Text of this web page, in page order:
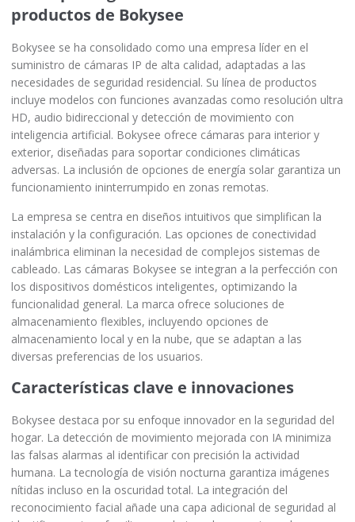
productos de Bokysee
Bokysee se ha consolidado como una empresa líder en el
suministro de cámaras IP de alta calidad, adaptadas a las
necesidades de seguridad residencial. Su línea de productos
incluye modelos con funciones avanzadas como resolución ultra
HD, audio bidireccional y detección de movimiento con
inteligencia artificial. Bokysee ofrece cámaras para interior y
exterior, diseñadas para soportar condiciones climáticas
adversas. La inclusión de opciones de energía solar garantiza un
funcionamiento ininterrumpido en zonas remotas.
La empresa se centra en diseños intuitivos que simplifican la
instalación y la configuración. Las opciones de conectividad
inalámbrica eliminan la necesidad de complejos sistemas de
cableado. Las cámaras Bokysee se integran a la perfección con
los dispositivos domésticos inteligentes, optimizando la
funcionalidad general. La marca ofrece soluciones de
almacenamiento flexibles, incluyendo opciones de
almacenamiento local y en la nube, que se adaptan a las
diversas preferencias de los usuarios.
Características clave e innovaciones
Bokysee destaca por su enfoque innovador en la seguridad del
hogar. La detección de movimiento mejorada con IA minimiza
las falsas alarmas al identificar con precisión la actividad
humana. La tecnología de visión nocturna garantiza imágenes
nítidas incluso en la oscuridad total. La integración del
reconocimiento facial añade una capa adicional de seguridad al